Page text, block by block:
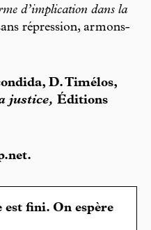
d’implication dans la
répression, armons-
D. Timélos,
justice, Éditions
fini. On espère